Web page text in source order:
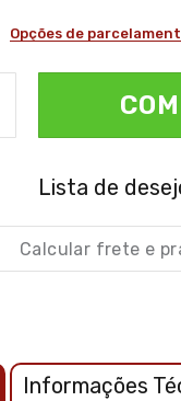
Opções de
Lista de
Informações